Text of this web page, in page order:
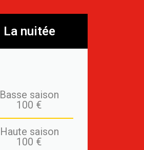
La nuitée
Basse saison
100 €
Haute saison
100 €